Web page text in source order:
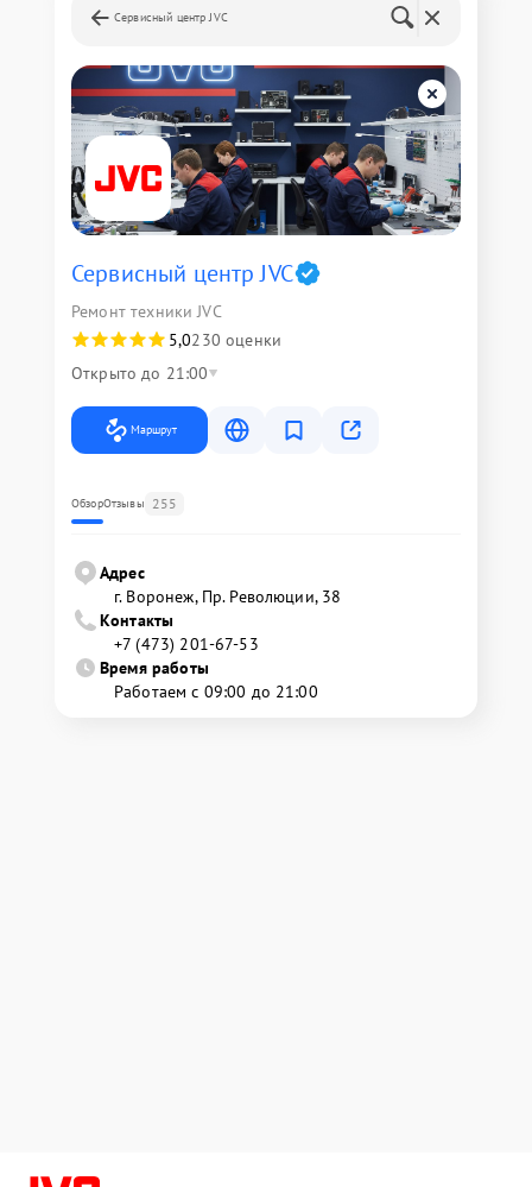
Сервисный центр JVC
Сервисный центр JVC
Ремонт техники JVC
5,0230 оценки
Открыто до 21:00
Маршрут
ОбзорОтзывы 255
Адрес
г. Воронеж, Пр. Революции, 38
Контакты
+7 (473) 201-67-53
Время работы
Работаем с 09:00 до 21:00